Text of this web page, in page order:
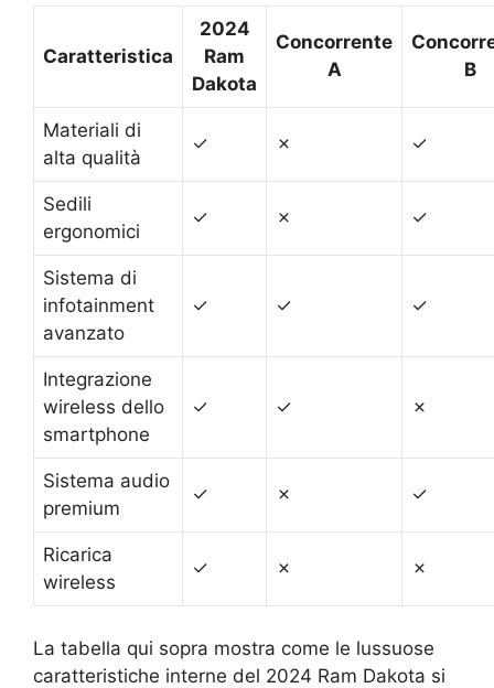
Caratteristica
2024
Ram
Dakota
Concorrente
A
B
Materiali di
alta qualità
✓ ✗ ✓
Sedili
ergonomici
✓ ✗ ✓
Sistema di
infotainment
avanzato
✓ ✓ ✓
Integrazione
wireless dello
smartphone
✓ ✓ ✗
Sistema audio
premium
✓ ✗ ✓
Ricarica
wireless
✓ ✗ ✗
La tabella qui sopra mostra come le lussuose
caratteristiche interne del 2024 Ram Dakota si